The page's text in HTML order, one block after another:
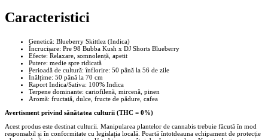
Caracteristici
Genetică: Blueberry Skittlez (Indica)
Încrucișare: Pre 98 Bubba Kush x DJ Shorts Blueberry
Efecte: Relaxare, somnolență, apetit
Putere: medie spre ridicată
Perioadă de cultură: înflorire: 50 până la 56 de zile
Înălțime: 50 până la 70 cm
Raport Indica/Sativa: 100% Indica
Terpene dominante: cariofilenă, mircenă, pinen
Aromă: fructată, dulce, fructe de pădure, cafea
Avertisment privind sănătatea culturii (THC = 0%)
Acest produs este destinat culturii. Manipularea plantelor de cannabis trebuie făcută în mod
responsabil și în conformitate cu legislația locală. Poartă întotdeauna echipament de protecție